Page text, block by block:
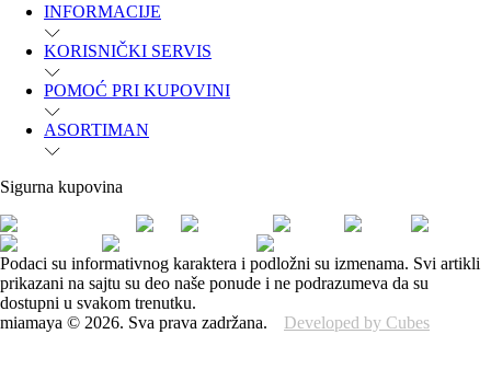
INFORMACIJE
KORISNIČKI SERVIS
POMOĆ PRI KUPOVINI
ASORTIMAN
Sigurna kupovina
Podaci su informativnog karaktera i podložni su izmenama. Svi artikli
prikazani na sajtu su deo naše ponude i ne podrazumeva da su
dostupni u svakom trenutku.
miamaya © 2026. Sva prava zadržana. Developed by Cubes